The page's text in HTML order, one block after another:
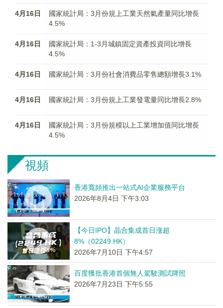
4月16日
國家統計局：3月份規上工業天然氣產量同比增長
4.5%
4月16日
國家統計局：1-3月城鎮固定資產投資同比增長
4.5%
4月16日 國家統計局：3月份社會消費品零售總額增長3.1%
4月16日 國家統計局：3月份規上工業發電量同比增長2.8%
4月16日
國家統計局：3月份規模以上工業增加值同比增長
4.5%
視頻
香港寬頻推出一站式AI企業服務平台
2026年8月4日 下午3:03
【今日IPO】晶合集成首日涨超
8%（02249.HK）
2026年7月10日 下午4:57
百度獲批香港首個無人駕駛測試牌照
2026年7月23日 下午5:55